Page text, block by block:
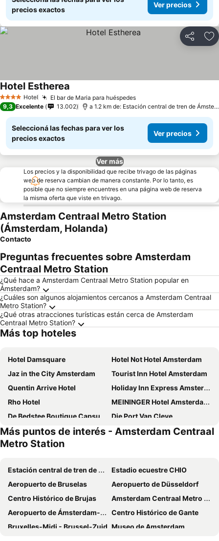
precios exactos
Ver precios
Compartir
4 EstrellasHotel El bar de Maria para huéspedes
Hotel Estherea
9,3 Excelente 13.002 a 1.2 km de: Estación central de tren de Ámsterdam
Seleccioná las fechas para ver los
precios exactos
Ver precios
Ver más
Los precios y la disponibilidad que recibe trivago de las páginas
web de reserva cambian de manera constante. Por lo tanto, es
posible que no siempre encuentres en una página web de reserva
la misma oferta que viste en trivago.
Amsterdam Centraal Metro Station
(Ámsterdam, Holanda)
Contacto
Preguntas frecuentes sobre Amsterdam
Centraal Metro Station
¿Qué hace a Amsterdam Centraal Metro Station popular en
Ámsterdam?
¿Cuáles son algunos alojamientos cercanos a Amsterdam Centraal
Metro Station?
¿Qué otras atracciones turísticas están cerca de Amsterdam
Centraal Metro Station?
Más top hoteles
Hotel Damsquare
Hotel Not Hotel Amsterdam
Jaz in the City Amsterdam
Tourist Inn Hotel Amsterdam
Quentin Arrive Hotel
Holiday Inn Express Amsterdam - Arena Towers by IHG
Rho Hotel
MEININGER Hotel Amsterdam Amstel
De Bedstee Boutique Capsules
Die Port Van Cleve
ibis Amsterdam Centre Stopera
Westlake Hotels Amsterdam
YOTEL Amsterdam
Hotel Artemis Amsterdam
ibis Amsterdam Centre
Monet Garden Hotel Amsterdam
Avenue Hotel
Best Western Amsterdam
NH Amsterdam Noord
Apple Inn Hotel
Volkshotel
Hotel Vossius Vondelpark
NH City Centre Amsterdam
Más puntos de interés - Amsterdam Centraal
Metro Station
Estación central de tren de Ámsterdam
Estadio ecuestre CHIO
Aeropuerto de Bruselas
Aeropuerto de Düsseldorf
Centro Histórico de Brujas
Amsterdam Centraal Metro Station
Aeropuerto de Ámsterdam-Schiphol
Centro Histórico de Gante
Bruxelles-Midi - Brussel-Zuid Museo de Amsterdam